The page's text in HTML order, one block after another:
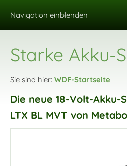
Navigation einblenden
Starke Akku-
Sie sind hier: WDF-Startseite
Die neue 18-Volt-Akku-
LTX BL MVT von Metabo